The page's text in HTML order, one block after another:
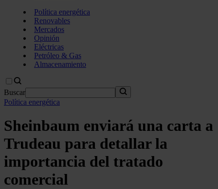
Política energética
Renovables
Mercados
Opinión
Eléctricas
Petróleo & Gas
Almacenamiento
Buscar
Política energética
Sheinbaum enviará una carta a
Trudeau para detallar la
importancia del tratado
comercial